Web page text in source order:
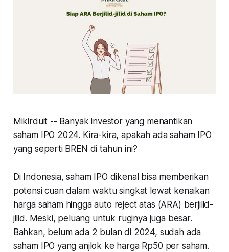
Mikirduit -- Banyak investor yang menantikan
saham IPO 2024. Kira-kira, apakah ada saham IPO
yang seperti BREN di tahun ini?
Di Indonesia, saham IPO dikenal bisa memberikan
potensi cuan dalam waktu singkat lewat kenaikan
harga saham hingga auto reject atas (ARA) berjilid-
jilid. Meski, peluang untuk ruginya juga besar.
Bahkan, belum ada 2 bulan di 2024, sudah ada
saham IPO yang anjlok ke harga Rp50 per saham.